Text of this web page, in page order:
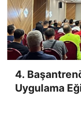
4.
Uygulama